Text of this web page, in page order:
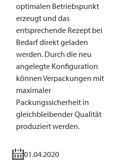
optimalen Betriebspunkt
erzeugt und das
entsprechende Rezept bei
Bedarf direkt geladen
werden. Durch die neu
angelegte Konfiguration
können Verpackungen mit
maximaler
Packungssicherheit in
gleichbleibender Qualität
produziert werden.
01.04.2020